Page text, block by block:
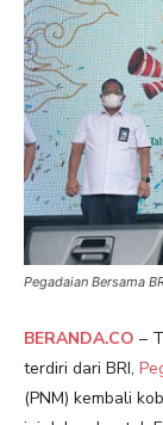
Pegadaian Bersama
BERANDA.CO –
terdiri dari BRI,
(PNM) kembali